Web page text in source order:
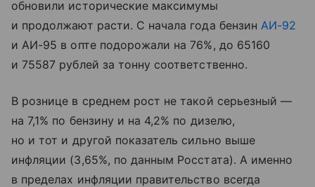
обновили исторические максимумы
и продолжают расти. С начала года бензин АИ-92
и АИ-95 в опте подорожали на 76%, до 65160
и 75587 рублей за тонну соответственно.
В рознице в среднем рост не такой серьезный —
на 7,1% по бензину и на 4,2% по дизелю,
но и тот и другой показатель сильно выше
инфляции (3,65%, по данным Росстата). А именно
в пределах инфляции правительство всегда